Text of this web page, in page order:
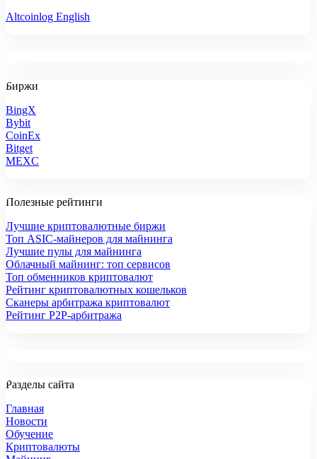
Altcoinlog English
Биржи
BingX
Bybit
CoinEx
Bitget
MEXC
Полезные рейтинги
Лучшие криптовалютные биржи
Топ ASIC-майнеров для майнинга
Лучшие пулы для майнинга
Облачный майнинг: топ сервисов
Топ обменников криптовалют
Рейтинг криптовалютных кошельков
Сканеры арбитража криптовалют
Рейтинг P2P-арбитража
Разделы сайта
Главная
Новости
Обучение
Криптовалюты